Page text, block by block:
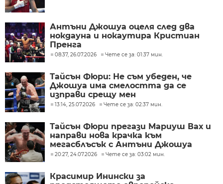
Антъни Джошуа оцеля след два
нокдауна и нокаутира Кристиан
Пренга
08:37, 26.07.2026 Чете се за: 01:37 мин.
Тайсън Фюри: Не съм убеден, че
Джошуа има смелостта да се
изправи срещу мен
13:14, 25.07.2026 Чете се за: 02:37 мин.
Тайсън Фюри прегази Мариуш Вах и
направи нова крачка към
мегасблъсък с Антъни Джошуа
20:27, 24.07.2026 Чете се за: 03:02 мин.
Красимир Инински за